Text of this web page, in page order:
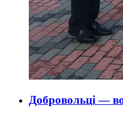
Добровольці —